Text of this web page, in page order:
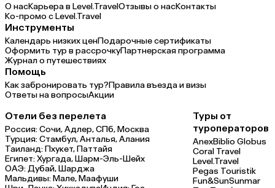
О насКарьера в Level.TravelОтзывы о насКонтакты
Ко-промо с Level.Travel
Инструменты
Календарь низких ценПодарочные сертификаты
Оформить тур в рассрочкуПартнерская программа
Журнал о путешествиях
Помощь
Как забронировать тур?Правила въезда и визы
Ответы на вопросыАкции
Отели без перелета
Россия:Сочи,Адлер,СПб,Москва
Турция:Стамбул,Анталья,Алания
Таиланд:Пхукет,Паттайя
Египет:Хургада,Шарм-Эль-Шейх
ОАЭ:Дубай,Шарджа
Мальдивы:Мале,Маафуши
Туры от
туроператоров
AnexBiblio Globus
Coral Travel
Level.Travel
Pegas Touristik
Fun&SunSunmar